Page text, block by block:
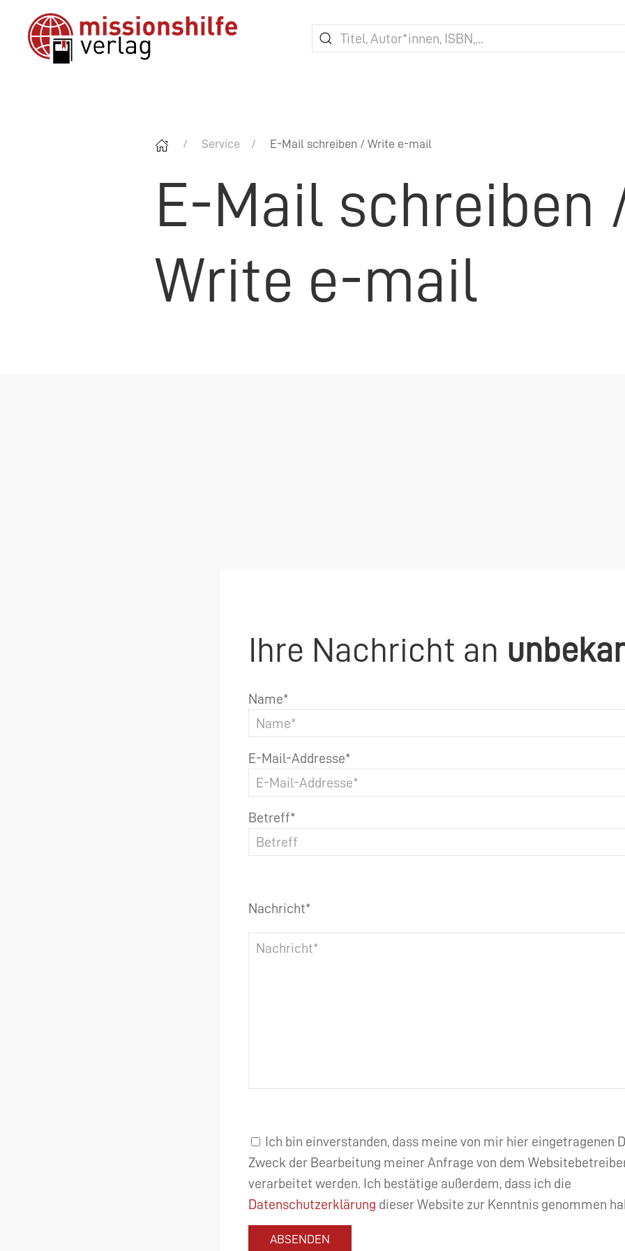
Service E-Mail schreiben / Write e-mail
E-Mail schreiben
Write e-mail
Ihre Nachricht an
Name*
E-Mail-Addresse*
Betreff*
Nachricht*
Ich bin einverstanden, dass meine von mir hier eingetragenen
Zweck der Bearbeitung meiner Anfrage von dem
verarbeitet werden. Ich bestätige außerdem, dass ich die
Datenschutzerklärung dieser Website zur Kenntnis genommen
ABSENDEN